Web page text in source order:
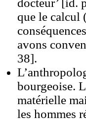
docteur’ [id.
que le calcul
avons
38].
bourgeoise.
matérielle
les hommes